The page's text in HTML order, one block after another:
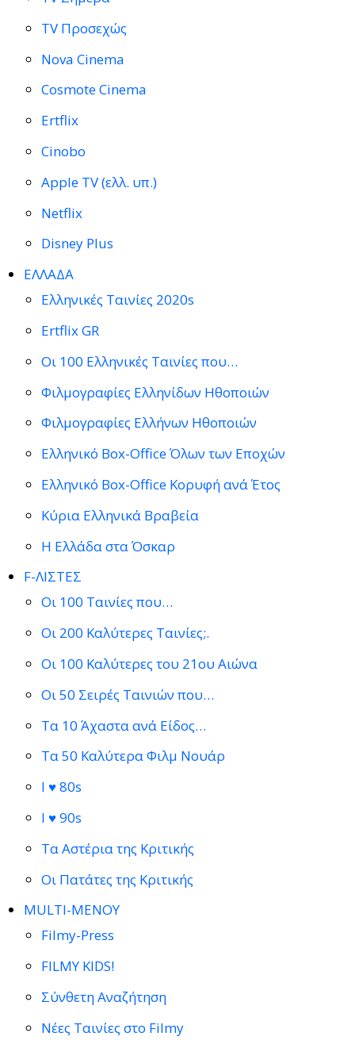
TV Προσεχώς
Nova Cinema
Cosmote Cinema
Ertflix
Cinobo
Apple TV (ελλ. υπ.)
Netflix
Disney Plus
ΕΛΛΑΔΑ
Ελληνικές Ταινίες 2020s
Ertflix GR
Οι 100 Ελληνικές Ταινίες που…
Φιλμογραφίες Ελληνίδων Ηθοποιών
Φιλμογραφίες Ελλήνων Ηθοποιών
Ελληνικό Box-Office Όλων των Εποχών
Ελληνικό Box-Office Κορυφή ανά Έτος
Κύρια Ελληνικά Βραβεία
Η Ελλάδα στα Όσκαρ
F-ΛΙΣΤΕΣ
Οι 100 Ταινίες που…
Οι 200 Καλύτερες Ταινίες;.
Οι 100 Καλύτερες του 21ου Αιώνα
Οι 50 Σειρές Ταινιών που…
Τα 10 Άχαστα ανά Είδος…
Τα 50 Καλύτερα Φιλμ Νουάρ
I ♥ 80s
I ♥ 90s
Τα Αστέρια της Κριτικής
Οι Πατάτες της Κριτικής
MULTI-ΜΕΝΟΥ
Filmy-Press
FILMY KIDS!
Σύνθετη Αναζήτηση
Νέες Ταινίες στο Filmy